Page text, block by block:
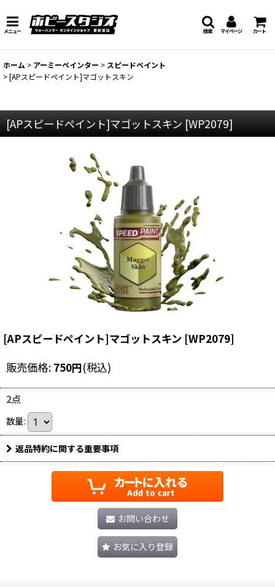
メニュー マイページ カート
検索
ホーム > アーミーペインター > スピードペイント
>[APスピードペイント]マゴットスキン
[APスピードペイント]マゴットスキン [WP2079]
[APスピードペイント]マゴットスキン [WP2079]
販売価格: 750円(税込)
2点
数量:
返品特約に関する重要事項
お問い合わせ
お気に入り登録